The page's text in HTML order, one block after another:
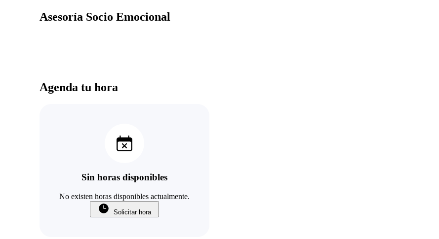
Asesoría Socio Emocional
Agenda tu hora
Sin horas disponibles
No existen horas disponibles actualmente.
Solicitar hora